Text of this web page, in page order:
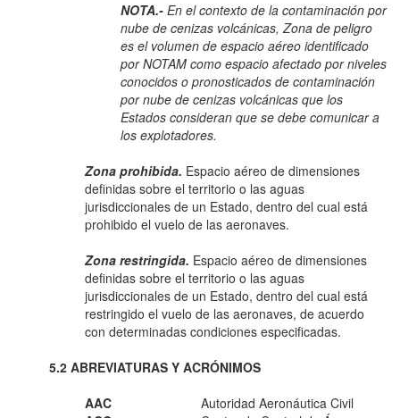
NOTA.- En el contexto de la contaminación por
nube de cenizas volcánicas, Zona de peligro
es el volumen de espacio aéreo identificado
por NOTAM como espacio afectado por niveles
conocidos o pronosticados de contaminación
por nube de cenizas volcánicas que los
Estados consideran que se debe comunicar a
los explotadores.
Zona prohibida. Espacio aéreo de dimensiones
definidas sobre el territorio o las aguas
jurisdiccionales de un Estado, dentro del cual está
prohibido el vuelo de las aeronaves.
Zona restringida. Espacio aéreo de dimensiones
definidas sobre el territorio o las aguas
jurisdiccionales de un Estado, dentro del cual está
restringido el vuelo de las aeronaves, de acuerdo
con determinadas condiciones especificadas.
5.2 ABREVIATURAS Y ACRÓNIMOS
AAC
Autoridad Aeronáutica Civil